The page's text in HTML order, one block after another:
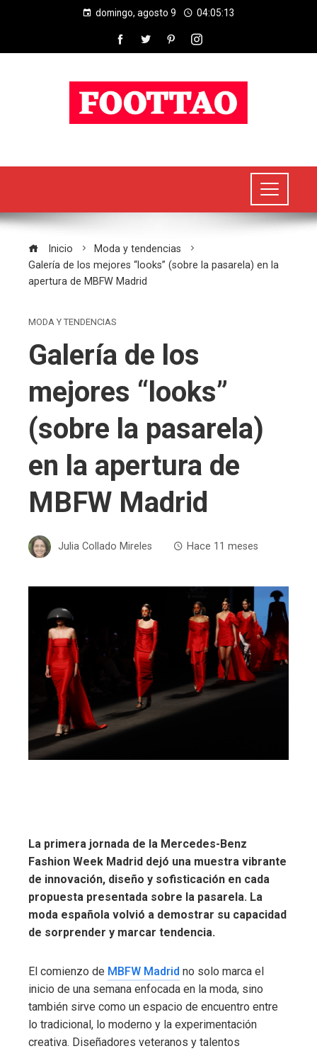
domingo, agosto 9 04:05:13
Inicio
Moda y tendencias
Galería de los mejores “looks” (sobre la pasarela) en la
apertura de MBFW Madrid
MODA Y TENDENCIAS
Galería de los
mejores “looks”
(sobre la pasarela)
en la apertura de
MBFW Madrid
Julia Collado Mireles Hace 11 meses
La primera jornada de la Mercedes-Benz
Fashion Week Madrid dejó una muestra vibrante
de innovación, diseño y sofisticación en cada
propuesta presentada sobre la pasarela. La
moda española volvió a demostrar su capacidad
de sorprender y marcar tendencia.
El comienzo de MBFW Madrid no solo marca el
inicio de una semana enfocada en la moda, sino
también sirve como un espacio de encuentro entre
lo tradicional, lo moderno y la experimentación
creativa. Diseñadores veteranos y talentos